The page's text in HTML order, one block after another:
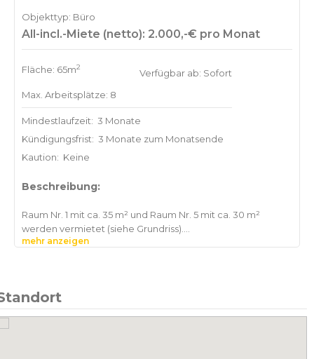
Objekttyp: Büro
All-incl.-Miete (netto): 2.000,-€ pro Monat
Fläche: 65m2
Max. Arbeitsplätze: 8
Verfügbar ab: Sofort
Mindestlaufzeit: 3 Monate
Kündigungsfrist: 3 Monate zum Monatsende
Kaution: Keine
Beschreibung:
Raum Nr. 1 mit ca. 35 m² und Raum Nr. 5 mit ca. 30 m²
werden vermietet (siehe Grundriss).
Beide Räume sind abschließbar und möbliert.
mehr anzeigen